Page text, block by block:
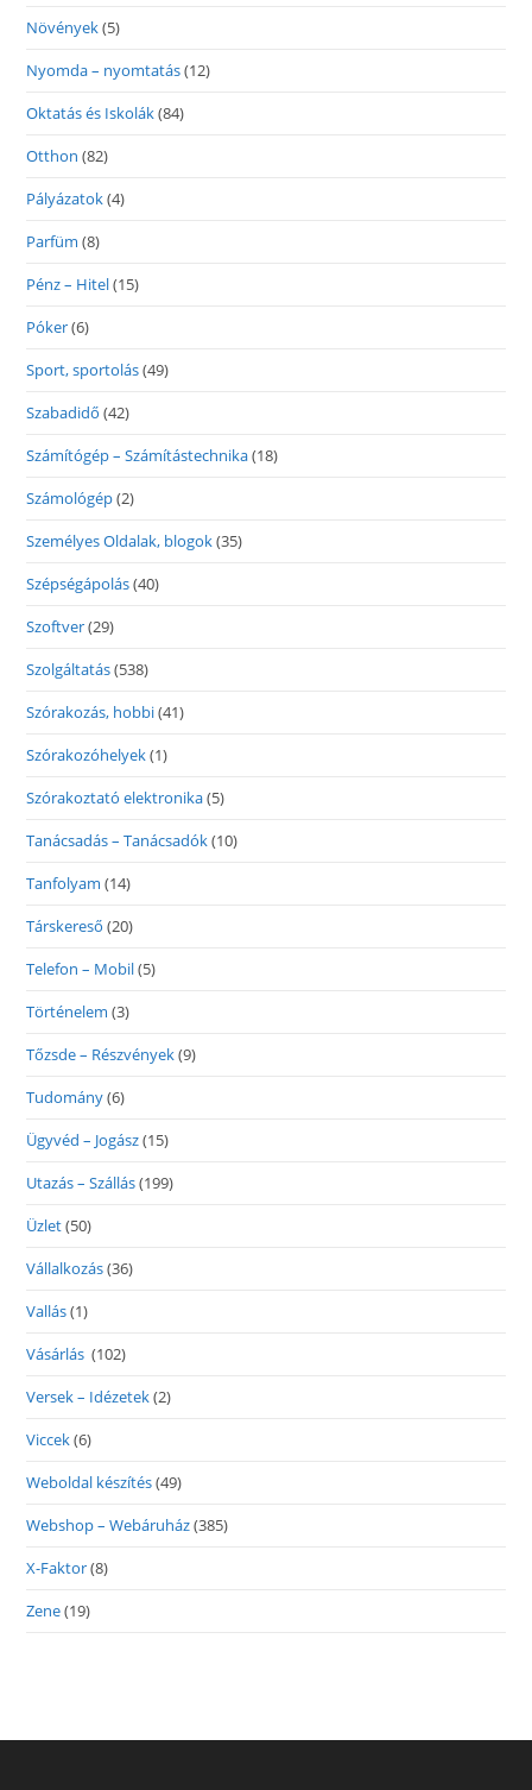
Növények(5)
Nyomda – nyomtatás(12)
Oktatás és Iskolák(84)
Otthon (82)
Pályázatok(4)
Parfüm (8)
Pénz – Hitel(15)
Póker(6)
Sport, sportolás(49)
Szabadidő (42)
Számítógép – Számítástechnika(18)
Számológép(2)
Személyes Oldalak, blogok(35)
Szépségápolás(40)
Szoftver(29)
Szolgáltatás(538)
Szórakozás, hobbi(41)
Szórakozóhelyek(1)
Szórakoztató elektronika(5)
Tanácsadás – Tanácsadók(10)
Tanfolyam (14)
Társkereső (20)
Telefon – Mobil(5)
Történelem (3)
Tőzsde – Részvények(9)
Tudomány(6)
Ügyvéd – Jogász(15)
Utazás – Szállás(199)
Üzlet(50)
Vállalkozás(36)
Vallás(1)
Vásárlás (102)
Versek – Idézetek(2)
Viccek(6)
Weboldal készítés(49)
Webshop – Webáruház(385)
X-Faktor(8)
Zene(19)